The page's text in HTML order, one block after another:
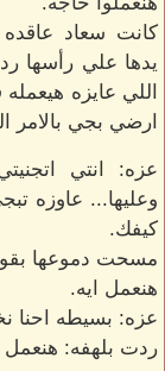
كانت سعاد
يدها علي رأسها
اللي عايزه
ارضي بجي بالامر
عزه: انتي
وعليها... عاوزه
كيفك.
مسحت دموعها
هنعمل ايه.
عزه: بسيطه احنا
ردت بلهفه: هنعمل